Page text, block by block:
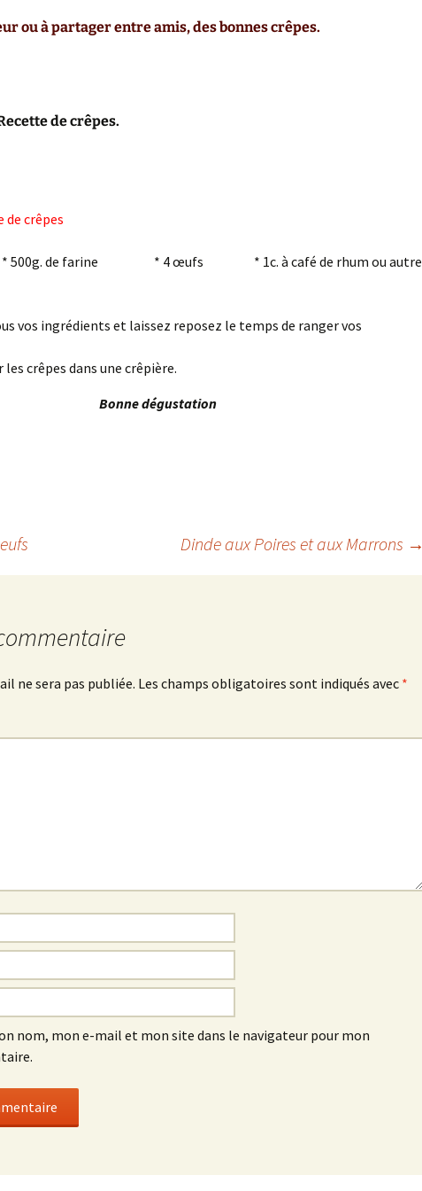
Pommes
Produits Laitiers de
Brebis
Pain
Miel
Pruneaux
ou à partager entre amis, des bonnes crêpes.
de crêpes.
de crêpes
de farine * 4 œufs * 1c. à café de rhum ou autre
vos ingrédients et laissez reposez le temps de ranger vos
les crêpes dans une crêpière.
Bonne dégustation
Dinde aux Poires et aux Marrons →
ne sera pas publiée. Les champs obligatoires sont indiqués avec *
nom, mon e-mail et mon site dans le navigateur pour mon